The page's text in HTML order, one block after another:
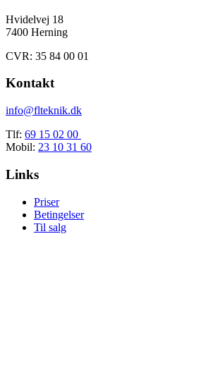
Hvidelvej 18
7400 Herning
CVR: 35 84 00 01
Kontakt
info@flteknik.dk
Tlf: 69 15 02 00
Mobil: 23 10 31 60
Links
Priser
Betingelser
Til salg